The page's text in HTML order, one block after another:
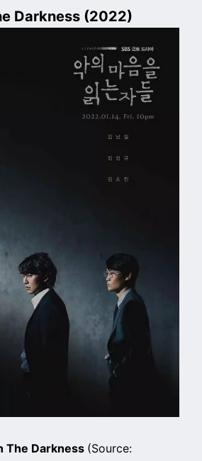
Darkness (2022)
The Darkness (Source: